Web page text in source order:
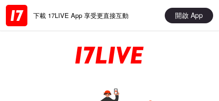
下載 17LIVE App 享受更直接互動 開啟 App